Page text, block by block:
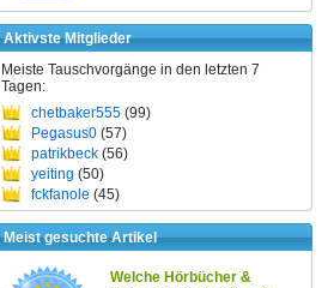
Aktivste Mitglieder
Meiste Tauschvorgänge in den letzten 7
Tagen:
chetbaker555 (99)
Pegasus0 (57)
patrikbeck (56)
yeiting (50)
fckfanole (45)
Meist gesuchte Artikel
Welche Hörbücher &